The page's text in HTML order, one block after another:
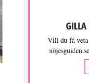
GILLA
Vill du få veta